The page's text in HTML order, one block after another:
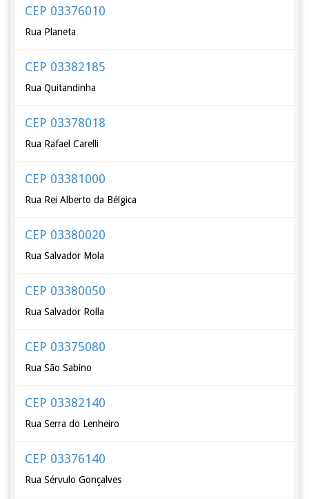
CEP 03376010
Rua Planeta
CEP 03382185
Rua Quitandinha
CEP 03378018
Rua Rafael Carelli
CEP 03381000
Rua Rei Alberto da Bélgica
CEP 03380020
Rua Salvador Mola
CEP 03380050
Rua Salvador Rolla
CEP 03375080
Rua São Sabino
CEP 03382140
Rua Serra do Lenheiro
CEP 03376140
Rua Sérvulo Gonçalves